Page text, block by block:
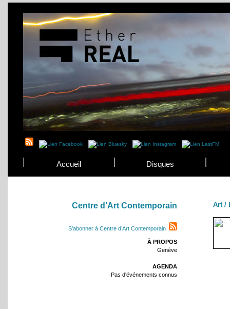
Accueil Disques
Centre d’Art Contemporain
S'abonner à Centre d’Art Contemporain
À PROPOS
Genève
AGENDA
Pas d'événements connus
Art /